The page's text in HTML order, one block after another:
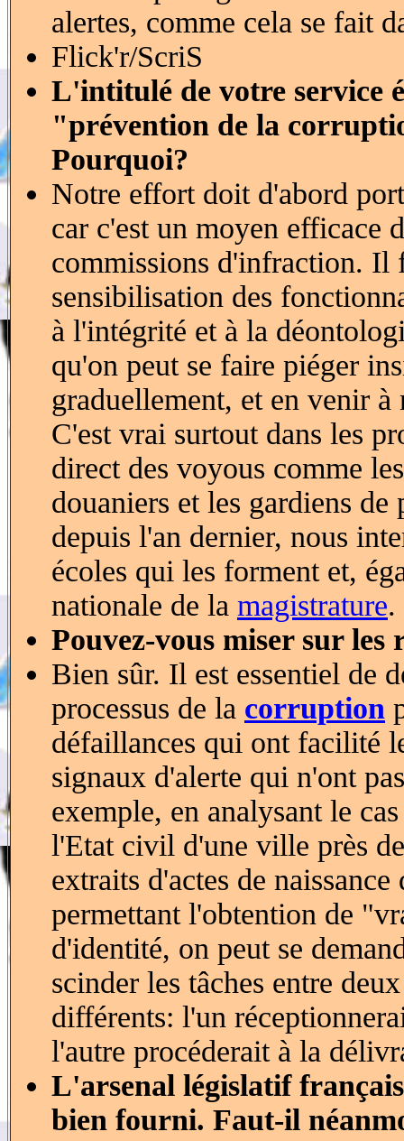
alertes, comme cela se fait
Flick'r/ScriS
L'intitulé de votre service
"prévention de la
Pourquoi?
Notre effort doit d'abord
car c'est un moyen efficace
commissions d'infraction. Il
sensibilisation des
à l'intégrité et à la
qu'on peut se faire piéger
graduellement, et en venir à
C'est vrai surtout dans les
direct des voyous comme
douaniers et les gardiens
depuis l'an dernier, nous
écoles qui les forment et,
nationale de la magistrature.
Pouvez-vous miser sur les
Bien sûr. Il est essentiel de
processus de la corruption
défaillances qui ont facilité
signaux d'alerte qui n'ont
exemple, en analysant le
l'Etat civil d'une ville près
extraits d'actes de
permettant l'obtention de
d'identité, on peut se
scinder les tâches entre
différents: l'un
l'autre procéderait à la
L'arsenal législatif
bien fourni. Faut-il